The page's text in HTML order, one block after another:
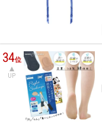
34位
UP